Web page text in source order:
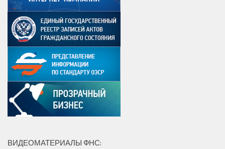
ВИДЕОМАТЕРИАЛЫ ФНС: